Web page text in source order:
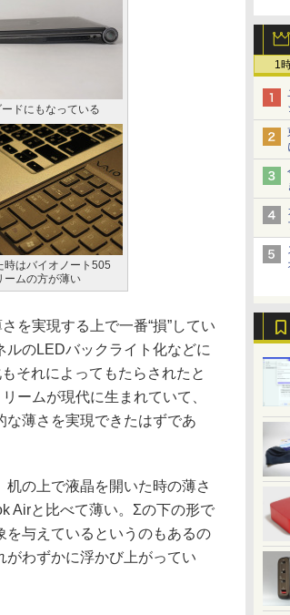
1
ドにもなっている
時はバイオノート505
ームの方が薄い
を実現する上で一番“損”してい
ルのLEDバックライト化などに
それによってもたらされたと
ームが現代に生まれていて、
薄さを実現できたはずであ
の上で液晶を開いた時の薄さ
Airと比べて薄い。Σの下の形で
を与えているというのもあるの
がわずかに浮かび上がってい